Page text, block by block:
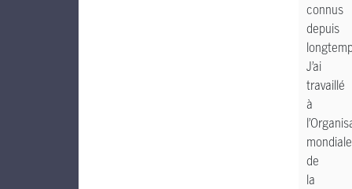
connus
depuis
J’ai
travaillé
à
mondiale
de
la